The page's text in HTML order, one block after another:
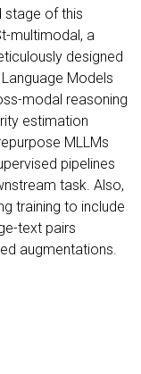
stage of this
multimodal, a
designed
Models
modal reasoning
estimation
MLLMs
pipelines
task. Also,
training to include
text pairs
augmentations.